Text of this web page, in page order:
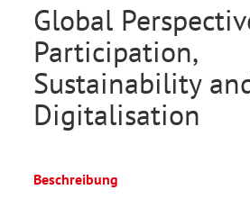
Global
Participation,
Sustainability
Digitalisation
Beschreibung